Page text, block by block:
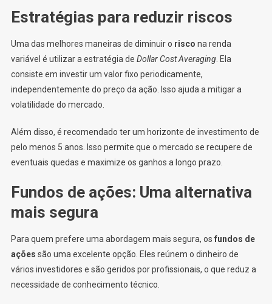
Estratégias para reduzir riscos
Uma das melhores maneiras de diminuir o risco na renda
variável é utilizar a estratégia de Dollar Cost Averaging. Ela
consiste em investir um valor fixo periodicamente,
independentemente do preço da ação. Isso ajuda a mitigar a
volatilidade do mercado.
Além disso, é recomendado ter um horizonte de investimento de
pelo menos 5 anos. Isso permite que o mercado se recupere de
eventuais quedas e maximize os ganhos a longo prazo.
Fundos de ações: Uma alternativa
mais segura
Para quem prefere uma abordagem mais segura, os fundos de
ações são uma excelente opção. Eles reúnem o dinheiro de
vários investidores e são geridos por profissionais, o que reduz a
necessidade de conhecimento técnico.